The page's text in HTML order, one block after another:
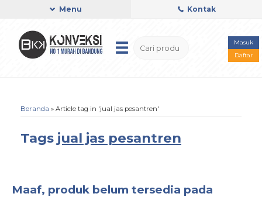
Menu Kontak
Masuk
Daftar
Beranda » Article tag in 'jual jas pesantren'
Tags jual jas pesantren
Maaf, produk belum tersedia pada